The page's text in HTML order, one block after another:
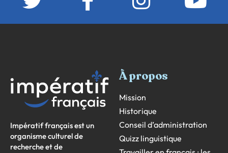
Impératif français est un
organisme culturel de
recherche et de
À propos
Mission
Historique
Conseil d’administration
Quizz linguistique